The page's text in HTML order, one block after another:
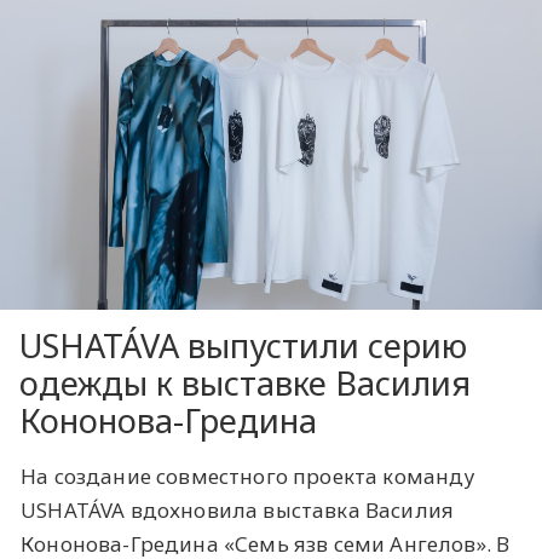
USHATÁVA выпустили серию
одежды к выставке Василия
Кононова-Гредина
На создание совместного проекта команду
USHATÁVA вдохновила выставка Василия
Кононова-Гредина «Семь язв семи Ангелов». В